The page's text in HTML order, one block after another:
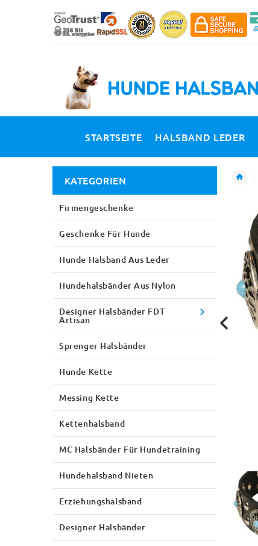
STARTSEITE HALSBAND LEDER
KATEGORIEN
Firmengeschenke
Geschenke Für Hunde
Hunde Halsband Aus Leder
Hundehalsbänder Aus Nylon
Designer Halsbänder FDT
Artisan
Sprenger Halsbänder
Hunde Kette
Messing Kette
Kettenhalsband
MC Halsbänder Für Hundetraining
Hundehalsband Nieten
Erziehungshalsband
Designer Halsbänder